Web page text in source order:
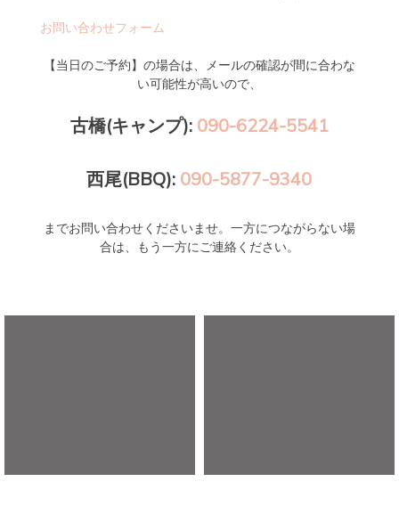
お問い合わせフォーム
【当日のご予約】の場合は、メールの確認が間に合わな
い可能性が高いので、
古橋(キャンプ): 090-6224-5541
西尾(BBQ): 090-5877-9340
までお問い合わせくださいませ。一方につながらない場
合は、もう一方にご連絡ください。